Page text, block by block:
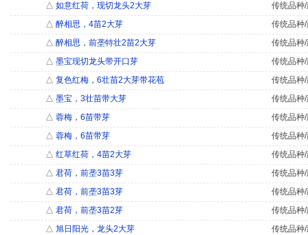
△ 如意红荷，现切龙头2大芽
传统品种
△ 醉相思，4苗2大芽
传统品种
△ 醉相思，前垄特壮2苗2大芽
传统品种
△ 墨宝现切龙头带开口芽
传统品种
△ 复色红梅，6壮苗2大芽带花苞
传统品种
△ 墨宝，3壮苗带大芽
传统品种
△ 蓉梅，6苗带芽
传统品种
△ 蓉梅，6苗带芽
传统品种
△ 红草红荷，4苗2大芽
传统品种
△ 君荷，前垄3苗3芽
传统品种
△ 君荷，前垄3苗3芽
传统品种
△ 君荷，前垄3苗2芽
传统品种
△ 旭日阳光，龙头2大芽
传统品种